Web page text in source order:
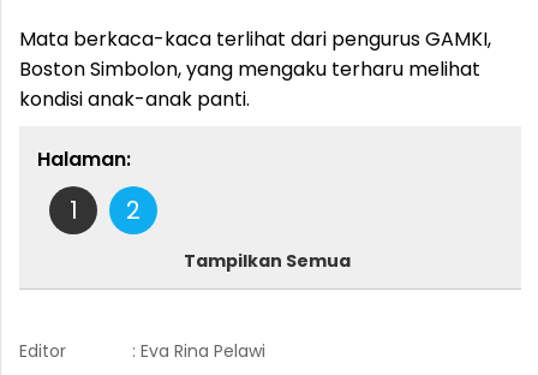
Mata berkaca-kaca terlihat dari pengurus GAMKI,
Boston Simbolon, yang mengaku terharu melihat
kondisi anak-anak panti.
Halaman:
1 2
Tampilkan Semua
Editor : Eva Rina Pelawi